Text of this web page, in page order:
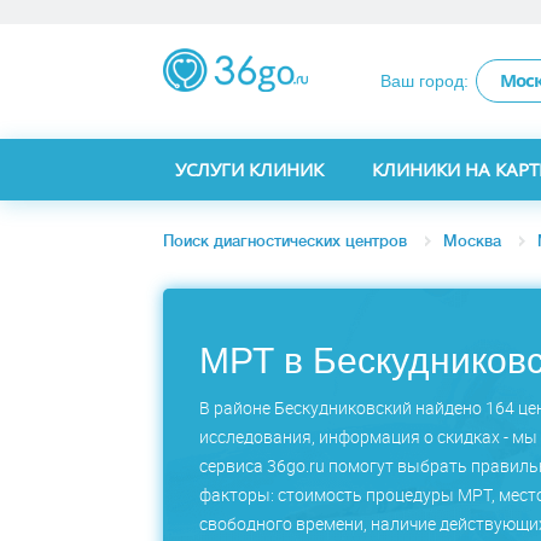
Ваш город:
УСЛУГИ КЛИНИК КЛИНИКИ НА
Поиск диагностических центров Москва
МРТ в
В районе Бескудниковский найдено 164
исследования, информация о скидках -
сервиса 36go.ru помогут выбрать
факторы: стоимость процедуры МРТ,
свободного времени, наличие